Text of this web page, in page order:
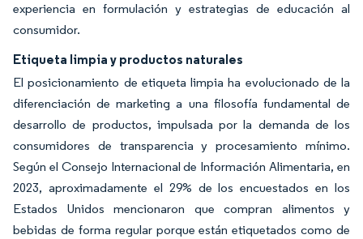
experiencia en formulación y estrategias de educación al
consumidor.
Etiqueta limpia y productos naturales
El posicionamiento de etiqueta limpia ha evolucionado de la
diferenciación de marketing a una filosofía fundamental de
desarrollo de productos, impulsada por la demanda de los
consumidores de transparencia y procesamiento mínimo.
Según el Consejo Internacional de Información Alimentaria, en
2023, aproximadamente el 29% de los encuestados en los
Estados Unidos mencionaron que compran alimentos y
bebidas de forma regular porque están etiquetados como de